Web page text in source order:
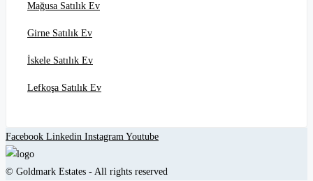
Mağusa Satılık Ev
Girne Satılık Ev
İskele Satılık Ev
Lefkoşa Satılık Ev
Facebook Linkedin Instagram Youtube
© Goldmark Estates - All rights reserved